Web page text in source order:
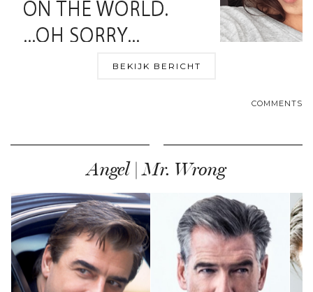
BEKIJK BERICHT
COMMENTS
Angel | Mr. Wrong